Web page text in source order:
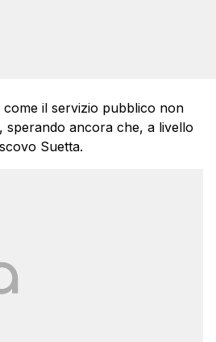
il servizio pubblico non
sperando ancora che, a livello
Suetta.